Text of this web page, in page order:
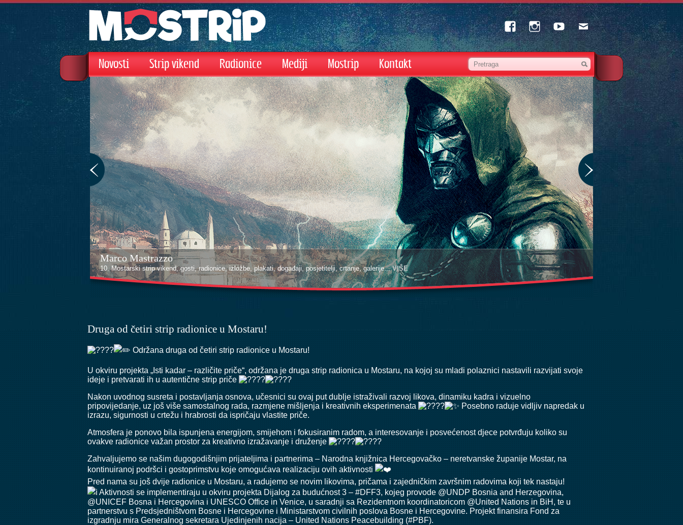
Facebook InstagramYoutube Email
Novosti Strip vikend Radionice Mediji Mostrip Kontakt
Kenan Halilović
10. Mostarski strip vikend, gosti, radionice, izložbe, plakati, događaji, posjetitelji, crtanje, galerije...VIŠE
Druga od četiri strip radionice u Mostaru!
Održana druga od četiri strip radionice u Mostaru!
U okviru projekta „Isti kadar – različite priče“, održana je druga strip radionica u Mostaru, na kojoj su mladi polaznici nastavili razvijati svoje
ideje i pretvarati ih u autentične strip priče
Nakon uvodnog susreta i postavljanja osnova, učesnici su ovaj put dublje istraživali razvoj likova, dinamiku kadra i vizuelno
pripovijedanje, uz još više samostalnog rada, razmjene mišljenja i kreativnih eksperimenata
Posebno raduje vidljiv napredak u
izrazu, sigurnosti u crtežu i hrabrosti da ispričaju vlastite priče.
Atmosfera je ponovo bila ispunjena energijom, smijehom i fokusiranim radom, a interesovanje i posvećenost djece potvrđuju koliko su
ovakve radionice važan prostor za kreativno izražavanje i druženje
Zahvaljujemo se našim dugogodišnjim prijateljima i partnerima – Narodna knjižnica Hercegovačko – neretvanske županije Mostar, na
kontinuiranoj podršci i gostoprimstvu koje omogućava realizaciju ovih aktivnosti
Pred nama su još dvije radionice u Mostaru, a radujemo se novim likovima, pričama i zajedničkim završnim radovima koji tek nastaju!
Aktivnosti se implementiraju u okviru projekta Dijalog za budućnost 3 – #DFF3, kojeg provode @UNDP Bosnia and Herzegovina,
@UNICEF Bosna i Hercegovina i UNESCO Office in Venice, u saradnji sa Rezidentnom koordinatoricom @United Nations in BiH, te u
partnerstvu s Predsjedništvom Bosne i Hercegovine i Ministarstvom civilnih poslova Bosne i Hercegovine. Projekt finansira Fond za
izgradnju mira Generalnog sekretara Ujedinjenih nacija – United Nations Peacebuilding (#PBF).